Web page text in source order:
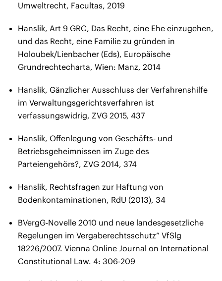
Umweltrecht, Facultas, 2019
Hanslik, Art 9 GRC, Das Recht, eine Ehe einzugehen,
und das Recht, eine Familie zu gründen in
Holoubek/Lienbacher (Eds), Europäische
Grundrechtecharta, Wien: Manz, 2014
Hanslik, Gänzlicher Ausschluss der Verfahrenshilfe
im Verwaltungsgerichtsverfahren ist
verfassungswidrig, ZVG 2015, 437
Hanslik, Offenlegung von Geschäfts- und
Betriebsgeheimnissen im Zuge des
Parteiengehörs?, ZVG 2014, 374
Hanslik, Rechtsfragen zur Haftung von
Bodenkontaminationen, RdU (2013), 34
BVergG-Novelle 2010 und neue landesgesetzliche
Regelungen im Vergaberechtsschutz“ VfSlg
18226/2007. Vienna Online Journal on International
Constitutional Law. 4: 306-209